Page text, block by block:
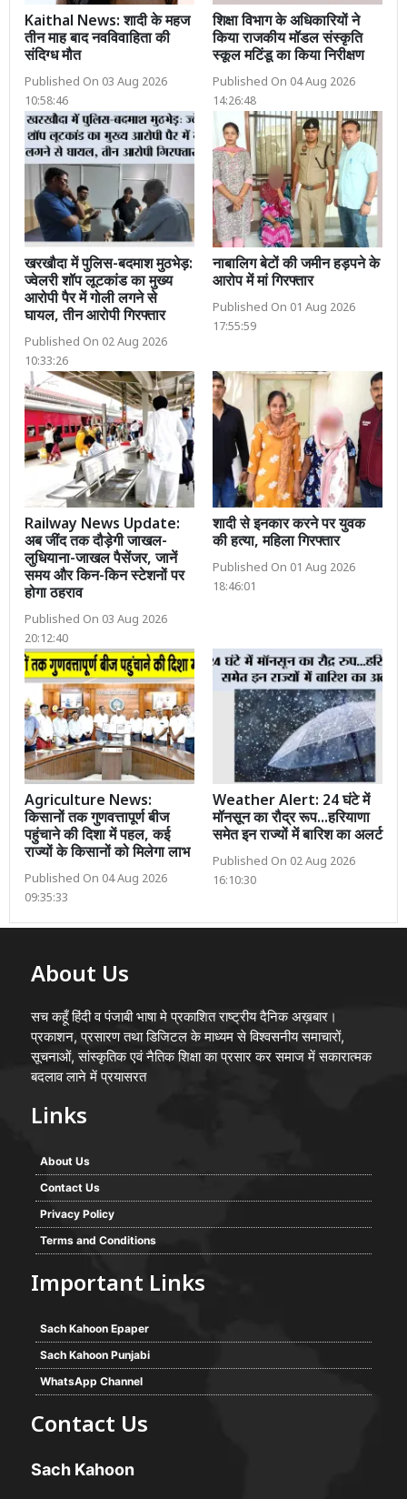
Kaithal News: शादी के महज
तीन माह बाद नवविवाहिता की
संदिग्ध मौत
Published On 03 Aug 2026
10:58:46
शिक्षा विभाग के अधिकारियों ने
किया राजकीय मॉडल संस्कृति
स्कूल मटिंडू का किया निरीक्षण
Published On 04 Aug 2026
14:26:48
खरखौदा में पुलिस-बदमाश मुठभेड़:
ज्वेलरी शॉप लूटकांड का मुख्य
आरोपी पैर में गोली लगने से
घायल, तीन आरोपी गिरफ्तार
Published On 02 Aug 2026
10:33:26
नाबालिग बेटों की जमीन हड़पने के
आरोप में मां गिरफ्तार
Published On 01 Aug 2026
17:55:59
Railway News Update:
अब जींद तक दौड़ेगी जाखल-
लुधियाना-जाखल पैसेंजर, जानें
समय और किन-किन स्टेशनों पर
होगा ठहराव
Published On 03 Aug 2026
20:12:40
शादी से इनकार करने पर युवक
की हत्या, महिला गिरफ्तार
Published On 01 Aug 2026
18:46:01
Agriculture News:
किसानों तक गुणवत्तापूर्ण बीज
पहुंचाने की दिशा में पहल, कई
राज्यों के किसानों को मिलेगा लाभ
Published On 04 Aug 2026
09:35:33
Weather Alert: 24 घंटे में
मॉनसून का रौद्र रूप...हरियाणा
समेत इन राज्यों में बारिश का अलर्ट
Published On 02 Aug 2026
16:10:30
About Us
सच कहूँ हिंदी व पंजाबी भाषा मे प्रकाशित राष्ट्रीय दैनिक अख़बार।
प्रकाशन, प्रसारण तथा डिजिटल के माध्यम से विश्वसनीय समाचारों,
सूचनाओं, सांस्कृतिक एवं नैतिक शिक्षा का प्रसार कर समाज में सकारात्मक
बदलाव लाने में प्रयासरत
Links
About Us
Contact Us
Privacy Policy
Terms and Conditions
Important Links
Sach Kahoon Epaper
Sach Kahoon Punjabi
WhatsApp Channel
Contact Us
Sach Kahoon